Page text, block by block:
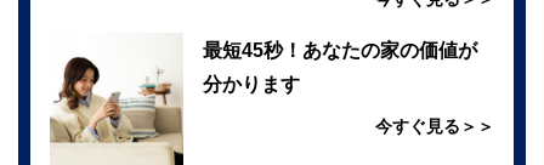
最短45秒！あなたの家の価値が
分かります
今すぐ見る＞＞